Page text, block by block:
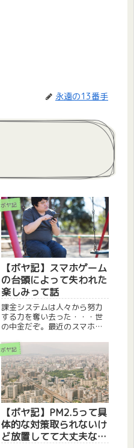
永遠の13番手
ボヤ記
【ボヤ記】スマホゲーム
の台頭によって失われた
楽しみって話
課金システムは人々から努力
する力を奪い去った・・・世
の中金だぞ。最近のスマホゲ
昔前はゲームと言えばテレビ
の前でやるものだったのだ
が、今や出かけ先で簡単に楽
しめるようになった。僕もス
マホゲームは好きなのだが、
今回はス...
ボヤ記
【ボヤ記】PM2.5って具
体的な対策取られないけ
ど放置してて大丈夫なの